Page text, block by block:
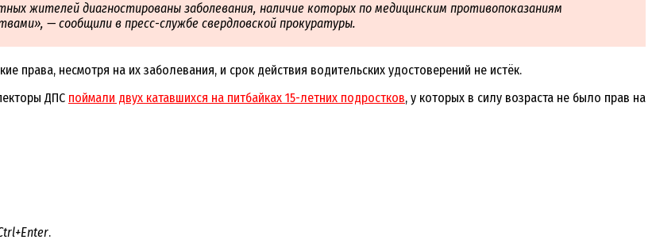
жителей диагностированы заболевания, наличие которых по медицинским противопоказаниям
— сообщили в пресс-службе свердловской прокуратуры.
права, несмотря на их заболевания, и срок действия водительских удостоверений не истёк.
ДПС поймали двух катавшихся на питбайках 15-летних подростков, у которых в силу возраста не было прав на
.